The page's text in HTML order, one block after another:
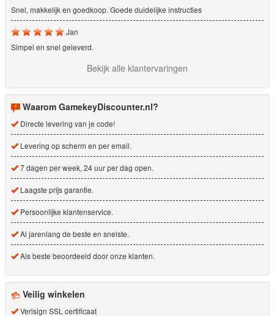
Snel, makkelijk en goedkoop. Goede duidelijke instructies
Jan
Simpel en snel geleverd.
Bekijk alle klantervaringen
Waarom GamekeyDiscounter.nl?
Directe levering van je code!
Levering op scherm en per email.
7 dagen per week, 24 uur per dag open.
Laagste prijs garantie.
Persoonlijke klantenservice.
Al jarenlang de beste en snelste.
Als beste beoordeeld door onze klanten.
Veilig winkelen
Verisign SSL certificaat